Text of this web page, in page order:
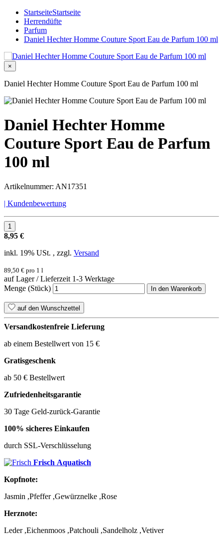
StartseiteStartseite
Herrendüfte
Parfum
Daniel Hechter Homme Couture Sport Eau de Parfum 100 ml
×
Daniel Hechter Homme Couture Sport Eau de Parfum 100 ml
Daniel Hechter Homme
Couture Sport Eau de Parfum
100 ml
Artikelnummer: AN17351
| Kundenbewertung
8,95 €
inkl. 19% USt. , zzgl. Versand
89,50 € pro 1 l
auf Lager / Lieferzeit 1-3 Werktage
Menge (Stück)
In den Warenkorb
auf den Wunschzettel
Versandkostenfreie Lieferung
ab einem Bestellwert von 15 €
Gratisgeschenk
ab 50 € Bestellwert
Zufriedenheitsgarantie
30 Tage Geld-zurück-Garantie
100% sicheres Einkaufen
durch SSL-Verschlüsselung
Frisch Aquatisch
Kopfnote:
Jasmin ,Pfeffer ,Gewürznelke ,Rose
Herznote:
Leder ,Eichenmoos ,Patchouli ,Sandelholz ,Vetiver